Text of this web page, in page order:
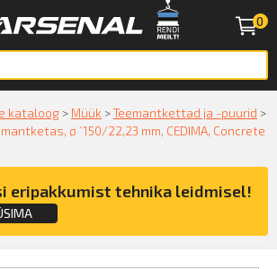
0
kataloog > Müük >Teemantkettad ja -puurid >
ø `150/22,23 mm, CEDIMA, Concrete
eripakkumist tehnika leidmisel!